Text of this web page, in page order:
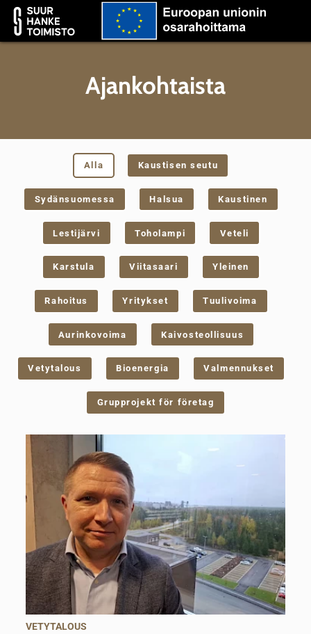
Ajankohtaista
Alla Kaustisen seutu
Sydänsuomessa Halsua Kaustinen
Lestijärvi Toholampi Veteli
Karstula Viitasaari Yleinen
Rahoitus Yritykset Tuulivoima
Aurinkovoima Kaivosteollisuus
Vetytalous Bioenergia Valmennukset
Grupprojekt för företag
VETYTALOUS